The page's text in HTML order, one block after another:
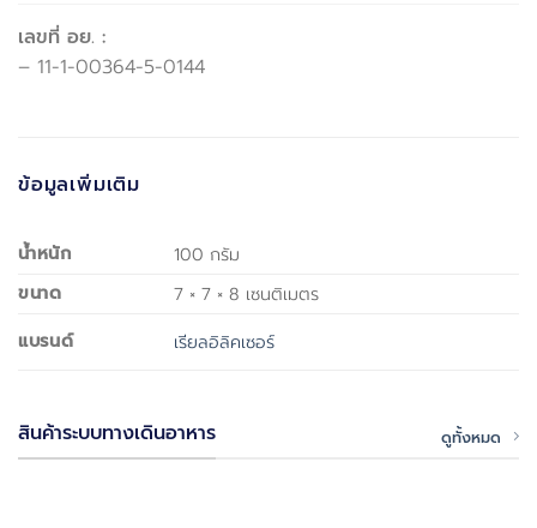
เลขที่ อย. :
– 11-1-00364-5-0144
ข้อมูลเพิ่มเติม
น้ำหนัก
100 กรัม
ขนาด
7 × 7 × 8 เซนติเมตร
แบรนด์
เรียลอิลิคเซอร์
สินค้าระบบทางเดินอาหาร ดูทั้งหมด